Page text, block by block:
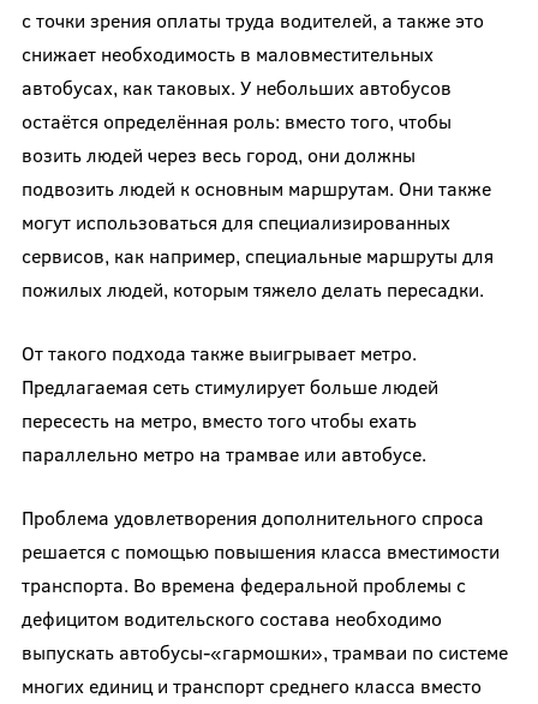
с точки зрения оплаты труда водителей, а также это
снижает необходимость в маловместительных
автобусах, как таковых. У небольших автобусов
остаётся определённая роль: вместо того, чтобы
возить людей через весь город, они должны
подвозить людей к основным маршрутам. Они также
могут использоваться для специализированных
сервисов, как например, специальные маршруты для
пожилых людей, которым тяжело делать пересадки.
От такого подхода также выигрывает метро.
Предлагаемая сеть стимулирует больше людей
пересесть на метро, вместо того чтобы ехать
параллельно метро на трамвае или автобусе.
Проблема удовлетворения дополнительного спроса
решается с помощью повышения класса вместимости
транспорта. Во времена федеральной проблемы с
дефицитом водительского состава необходимо
выпускать автобусы-«гармошки», трамваи по системе
многих единиц и транспорт среднего класса вместо